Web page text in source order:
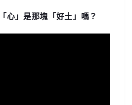
心」是那塊「好土」嗎？